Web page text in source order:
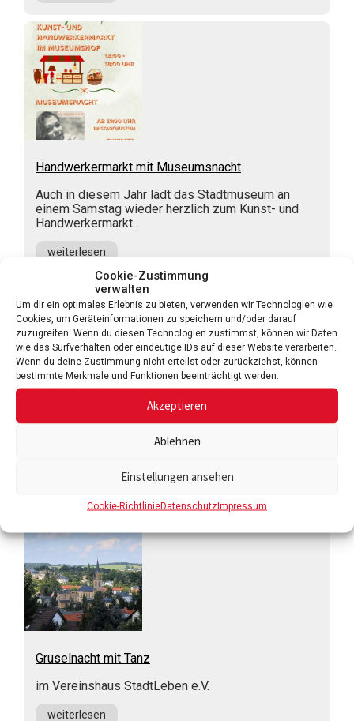
Cookie-Zustimmung
verwalten
Um dir ein optimales Erlebnis zu bieten, verwenden wir Technologien wie
Cookies, um Geräteinformationen zu speichern und/oder darauf
zuzugreifen. Wenn du diesen Technologien zustimmst, können wir Daten
wie das Surfverhalten oder eindeutige IDs auf dieser Website verarbeiten.
Wenn du deine Zustimmung nicht erteilst oder zurückziehst, können
bestimmte Merkmale und Funktionen beeinträchtigt werden.
Akzeptieren
Ablehnen
Einstellungen ansehen
Cookie-RichtlinieDatenschutzImpressum
Handwerkermarkt mit Museumsnacht
Auch in diesem Jahr lädt das Stadtmuseum an
einem Samstag wieder herzlich zum Kunst- und
Handwerkermarkt...
weiterlesen
Tanzveranstaltung
Gruselnacht mit Tanz
im Vereinshaus StadtLeben e.V.
weiterlesen